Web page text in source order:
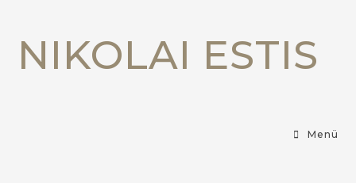
NIKOLAI ESTIS
Menü